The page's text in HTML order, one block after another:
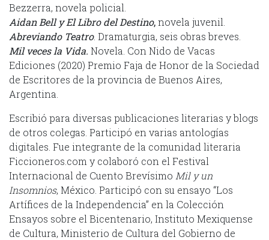
Bezzerra, novela policial.
Aidan Bell y El Libro del Destino,novela juvenil.
Abreviando Teatro. Dramaturgia, seis obras breves.
Mil veces la Vida. Novela. Con Nido de Vacas
Ediciones (2020) Premio Faja de Honor de la Sociedad
de Escritores de la provincia de Buenos Aires,
Argentina.
Escribió para diversas publicaciones literarias y blogs
de otros colegas. Participó en varias antologías
digitales. Fue integrante de la comunidad literaria
Ficcioneros.com y colaboró con el Festival
Internacional de Cuento Brevísimo Mil y un
Insomnios, México. Participó con su ensayo “Los
Artífices de la Independencia” en la Colección
Ensayos sobre el Bicentenario, Instituto Mexiquense
de Cultura, Ministerio de Cultura del Gobierno de